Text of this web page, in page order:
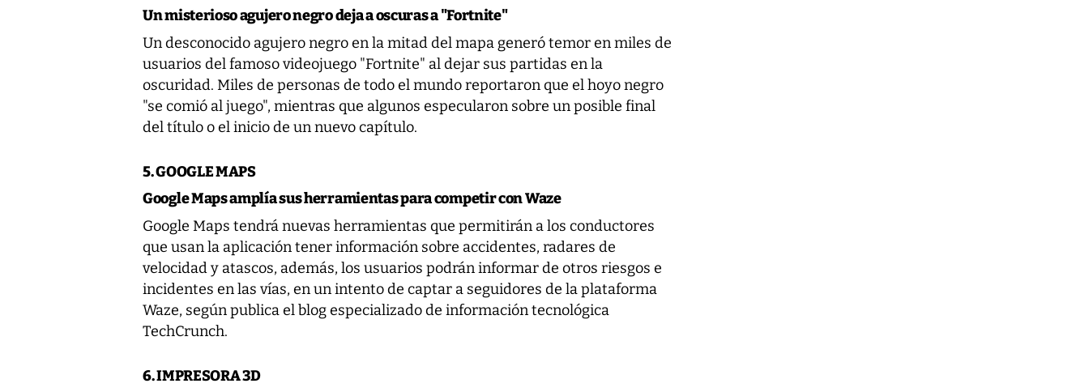
Un misterioso agujero negro deja a oscuras a "Fortnite"
Un desconocido agujero negro en la mitad del mapa generó temor en miles de
usuarios del famoso videojuego "Fortnite" al dejar sus partidas en la
oscuridad. Miles de personas de todo el mundo reportaron que el hoyo negro
"se comió al juego", mientras que algunos especularon sobre un posible final
del título o el inicio de un nuevo capítulo.
5. GOOGLE MAPS
Google Maps amplía sus herramientas para competir con Waze
Google Maps tendrá nuevas herramientas que permitirán a los conductores
que usan la aplicación tener información sobre accidentes, radares de
velocidad y atascos, además, los usuarios podrán informar de otros riesgos e
incidentes en las vías, en un intento de captar a seguidores de la plataforma
Waze, según publica el blog especializado de información tecnológica
TechCrunch.
6. IMPRESORA 3D